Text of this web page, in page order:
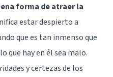
forma de atraer la
estar despierto a
que es tan inmenso que
que hay en él sea malo.
y certezas de los